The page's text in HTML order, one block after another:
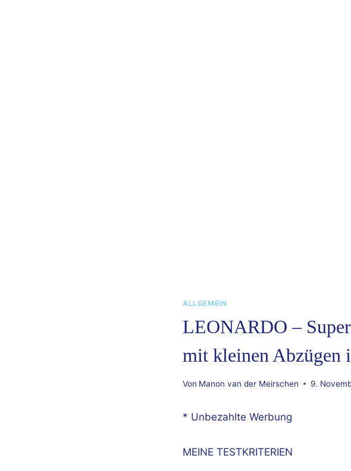
ALLGEMEIN
LEONARDO –
mit kleinen Abzügen
Von Manon van der Meirschen 9.
* Unbezahlte Werbung
MEINE TESTKRITERIEN